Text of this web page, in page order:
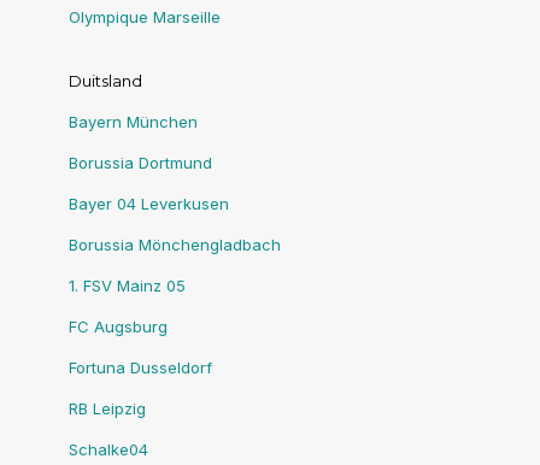
Olympique Marseille
Duitsland
Bayern München
Borussia Dortmund
Bayer 04 Leverkusen
Borussia Mönchengladbach
1. FSV Mainz 05
FC Augsburg
Fortuna Dusseldorf
RB Leipzig
Schalke04